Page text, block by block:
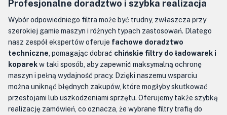
Profesjonalne doradztwo i szybka realizacja
Wybór odpowiedniego filtra może być trudny, zwłaszcza przy
szerokiej gamie maszyn i różnych typach zastosowań. Dlatego
nasz zespół ekspertów oferuje fachowe doradztwo
techniczne , pomagając dobrać chińskie filtry do ładowarek i
koparekw taki sposób, aby zapewnić maksymalną ochronę
maszyn i pełną wydajność pracy. Dzięki naszemu wsparciu
można uniknąć błędnych zakupów, które mogłyby skutkować
przestojami lub uszkodzeniami sprzętu. Oferujemy także szybką
realizację zamówień, co oznacza, że wybrane filtry trafią do